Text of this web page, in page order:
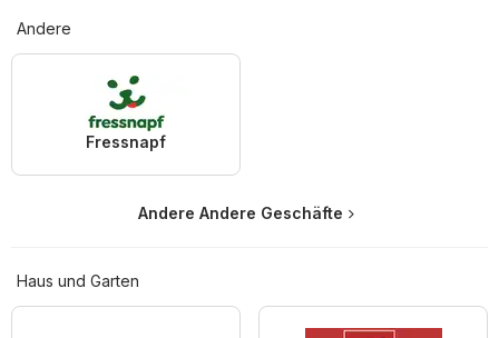
Andere
Fressnapf
Andere Andere Geschäfte
Haus und Garten